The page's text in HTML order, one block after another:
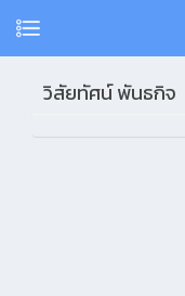
วิสัยทัศน์ พันธกิจ